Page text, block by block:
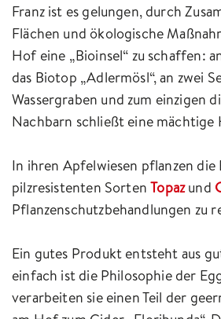
Franz ist es gelungen, durch
Flächen und ökologische
Hof eine „Bioinsel“ zu schaffen:
das Biotop „Adlermösl“, an zwei
Wassergraben und zum einzigen
Nachbarn schließt eine mächtige
In ihren Apfelwiesen pflanzen die
pilzresistenten SortenTopazund
Pflanzenschutzbehandlungen zu
Ein gutes Produkt entsteht aus
einfach ist die Philosophie der
verarbeiten sie einen Teil der